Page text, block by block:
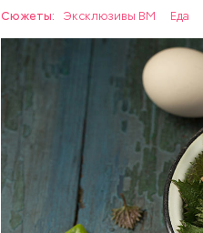
Сюжеты: Эксклюзивы ВМ Еда
Опасность же щавеля
количество щавелевой
образованию камней в
ЗДОРОВЬЕ ВРАЧИ